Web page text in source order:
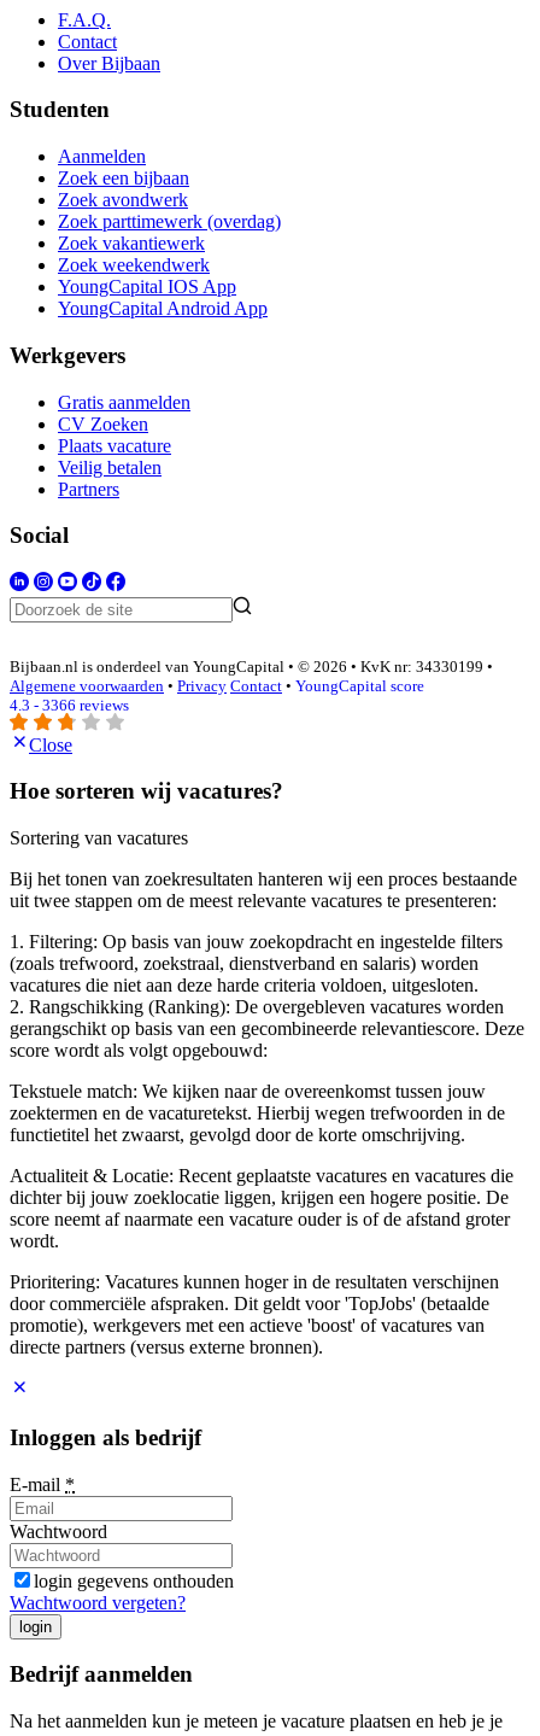
F.A.Q.
Contact
Over Bijbaan
Studenten
Aanmelden
Zoek een bijbaan
Zoek avondwerk
Zoek parttimewerk (overdag)
Zoek vakantiewerk
Zoek weekendwerk
YoungCapital IOS App
YoungCapital Android App
Werkgevers
Gratis aanmelden
CV Zoeken
Plaats vacature
Veilig betalen
Partners
Social
Bijbaan.nl is onderdeel van YoungCapital • © 2026 • KvK nr: 34330199 •
Algemene voorwaarden • Privacy Contact • YoungCapital score
4.3 - 3366 reviews
Close
Hoe sorteren wij vacatures?
Sortering van vacatures
Bij het tonen van zoekresultaten hanteren wij een proces bestaande
uit twee stappen om de meest relevante vacatures te presenteren:
1. Filtering: Op basis van jouw zoekopdracht en ingestelde filters
(zoals trefwoord, zoekstraal, dienstverband en salaris) worden
vacatures die niet aan deze harde criteria voldoen, uitgesloten.
2. Rangschikking (Ranking): De overgebleven vacatures worden
gerangschikt op basis van een gecombineerde relevantiescore. Deze
score wordt als volgt opgebouwd:
Tekstuele match: We kijken naar de overeenkomst tussen jouw
zoektermen en de vacaturetekst. Hierbij wegen trefwoorden in de
functietitel het zwaarst, gevolgd door de korte omschrijving.
Actualiteit & Locatie: Recent geplaatste vacatures en vacatures die
dichter bij jouw zoeklocatie liggen, krijgen een hogere positie. De
score neemt af naarmate een vacature ouder is of de afstand groter
wordt.
Prioritering: Vacatures kunnen hoger in de resultaten verschijnen
door commerciële afspraken. Dit geldt voor 'TopJobs' (betaalde
promotie), werkgevers met een actieve 'boost' of vacatures van
directe partners (versus externe bronnen).
Inloggen als bedrijf
E-mail *
Wachtwoord
login gegevens onthouden
Wachtwoord vergeten?
login
Bedrijf aanmelden
Na het aanmelden kun je meteen je vacature plaatsen en heb je je